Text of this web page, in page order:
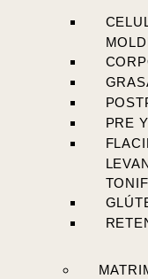
PRE